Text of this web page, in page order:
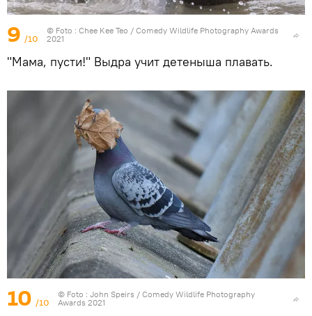
9 /10
© Foto : Chee Kee Teo / Comedy Wildlife Photography Awards
2021
"Мама, пусти!" Выдра учит детеныша плавать.
10 /10
© Foto : John Speirs / Comedy Wildlife Photography
Awards 2021